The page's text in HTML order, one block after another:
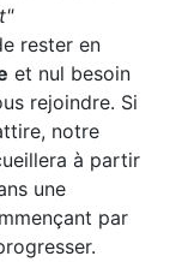
rester en
et nul besoin
rejoindre. Si
notre
à partir
une
par